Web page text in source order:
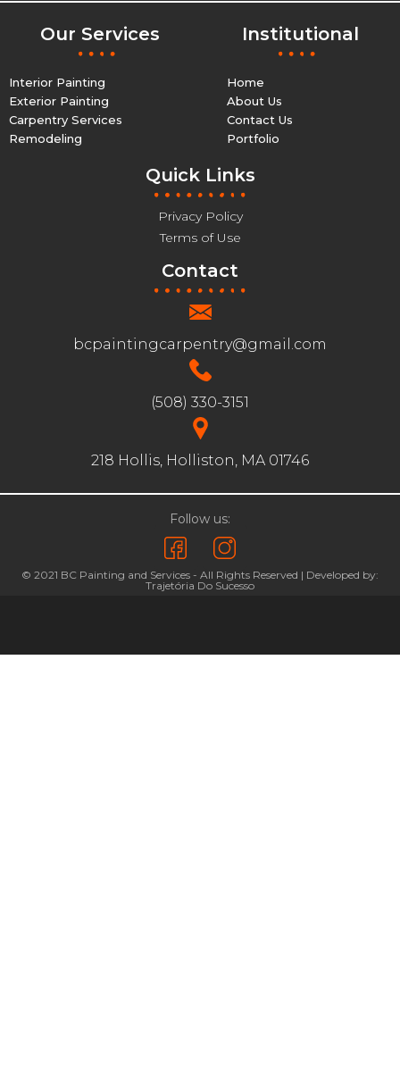
Our Services
Interior Painting
Exterior Painting
Carpentry Services
Remodeling
Institutional
Home
About Us
Contact Us
Portfolio
Quick Links
Privacy Policy
Terms of Use
Contact
bcpaintingcarpentry@gmail.com
(508) 330-3151
218 Hollis, Holliston, MA 01746
© 2021 BC Painting and Services - All Rights Reserved | Developed by:
Trajetória Do Sucesso
Follow us: